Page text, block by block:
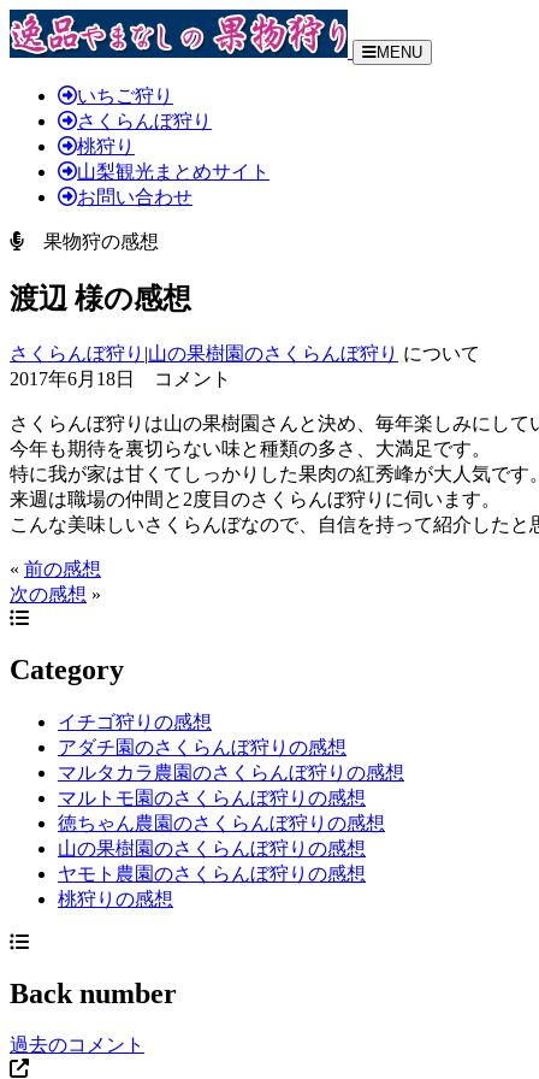
MENU
いちご狩り
さくらんぼ狩り
桃狩り
山梨観光まとめサイト
お問い合わせ
果物狩の感想
渡辺 様の感想
さくらんぼ狩り |山の果樹園のさくらんぼ狩り について
2017年6月18日 コメント
さくらんぼ狩りは山の果樹園さんと決め、毎年楽しみにして
今年も期待を裏切らない味と種類の多さ、大満足です。
特に我が家は甘くてしっかりした果肉の紅秀峰が大人気です
来週は職場の仲間と2度目のさくらんぼ狩りに伺います。
こんな美味しいさくらんぼなので、自信を持って紹介したと
« 前の感想
次の感想 »
Category
イチゴ狩りの感想
アダチ園のさくらんぼ狩りの感想
マルタカラ農園のさくらんぼ狩りの感想
マルトモ園のさくらんぼ狩りの感想
徳ちゃん農園のさくらんぼ狩りの感想
山の果樹園のさくらんぼ狩りの感想
ヤモト農園のさくらんぼ狩りの感想
桃狩りの感想
Back number
過去のコメント